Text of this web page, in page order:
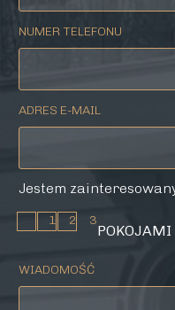
NUMER TELEFONU
ADRES E-MAIL
Jestem
1 2 3
POKOJAMI
WIADOMOŚĆ